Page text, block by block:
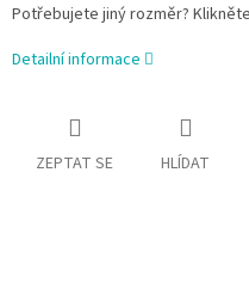
Potřebujete jiný rozměr? Klikněte
Detailní informace
ZEPTAT SE HLÍDAT